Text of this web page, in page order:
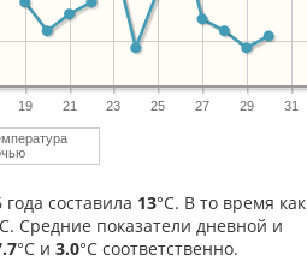
19 21 23 25 27 29 31
составила 13°С. В то время как
Средние показатели дневной и
°С и 3.0°С соответственно.